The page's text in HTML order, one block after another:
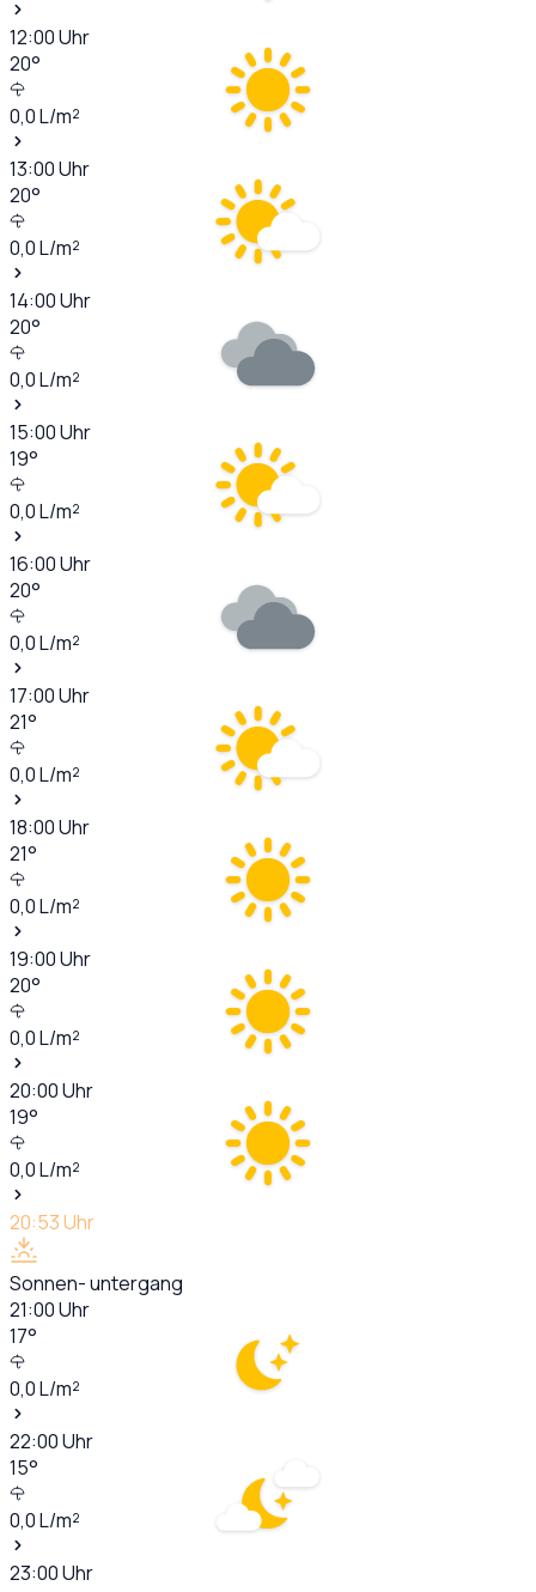
12:00Uhr
20°
0,0L/m²
13:00Uhr
20°
0,0L/m²
14:00Uhr
20°
0,0L/m²
15:00Uhr
19°
0,0L/m²
16:00Uhr
20°
0,0L/m²
17:00Uhr
21°
0,0L/m²
18:00Uhr
21°
0,0L/m²
19:00Uhr
20°
0,0L/m²
20:00Uhr
19°
0,0L/m²
20:53Uhr
Sonnen- untergang
21:00Uhr
17°
0,0L/m²
22:00Uhr
15°
0,0L/m²
23:00Uhr